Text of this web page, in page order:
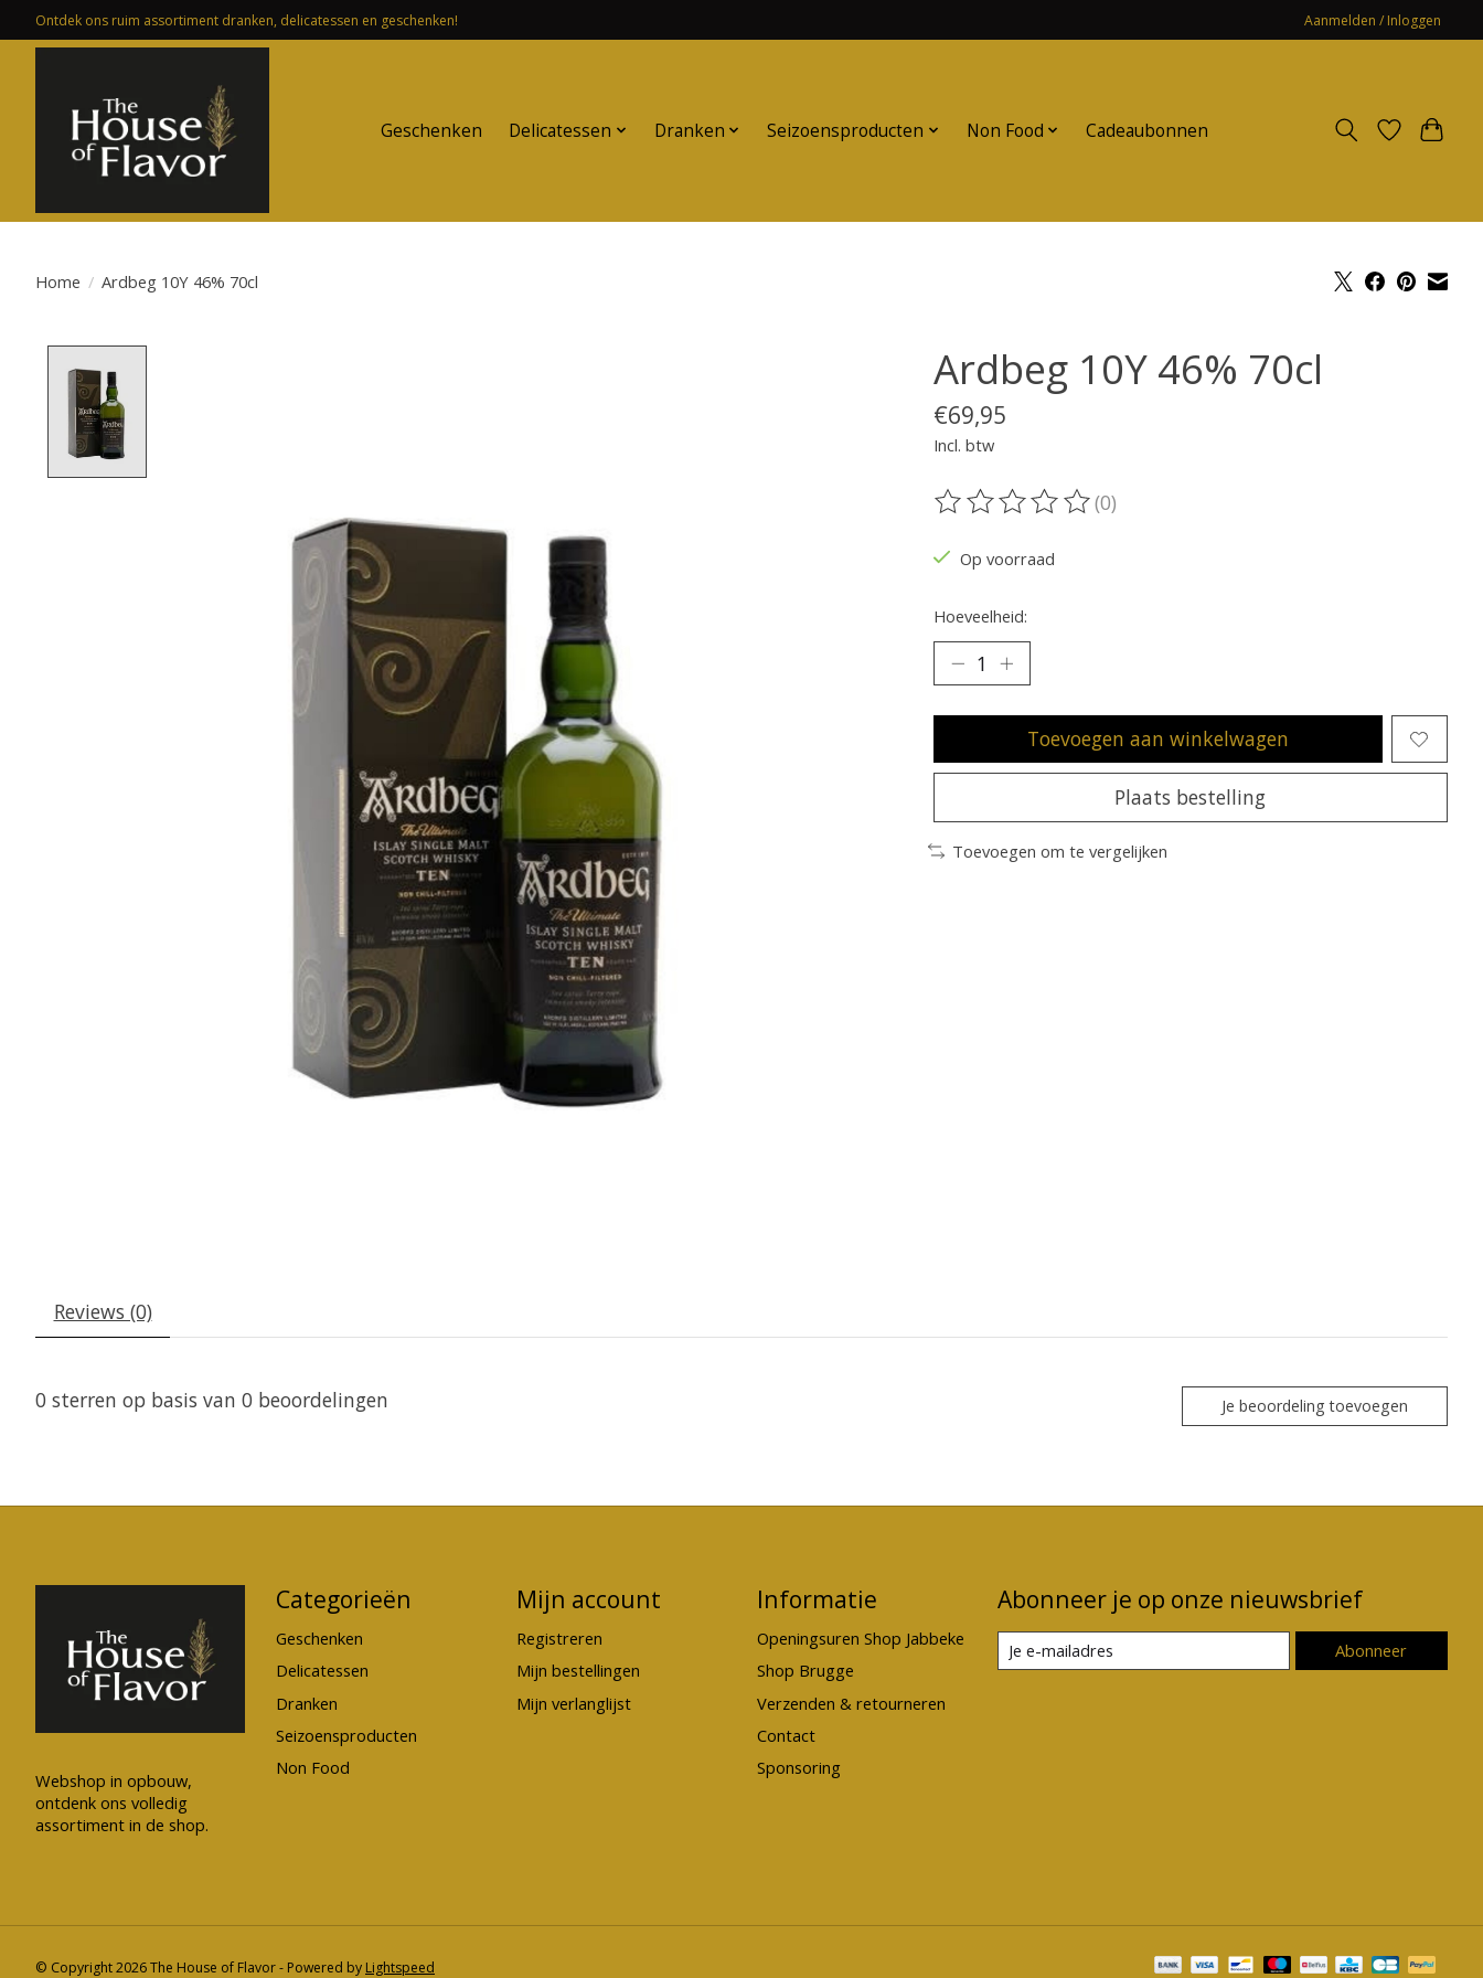
Ontdek ons ruim assortiment dranken, delicatessen en geschenken! Aanmelden / Inloggen
Geschenken Delicatessen Dranken Seizoensproducten Non Food Cadeaubonnen
Home / Ardbeg 10Y 46% 70cl
Ardbeg 10Y 46% 70cl
€69,95
Incl. btw
De beoordeling van dit product is
(0)
Op voorraad
Hoeveelheid:
Toevoegen aan winkelwagen
Plaats bestelling
Toevoegen om te vergelijken
Reviews (0)
0 sterren op basis van 0 beoordelingen Je beoordeling toevoegen
Webshop in opbouw,
ontdenk ons volledig
assortiment in de shop.
Categorieën
Geschenken
Delicatessen
Dranken
Seizoensproducten
Non Food
Mijn account
Registreren
Mijn bestellingen
Mijn verlanglijst
Informatie
Openingsuren Shop Jabbeke
Shop Brugge
Verzenden & retourneren
Contact
Sponsoring
Abonneer je op onze nieuwsbrief
Abonneer
© Copyright 2026 The House of Flavor - Powered by Lightspeed